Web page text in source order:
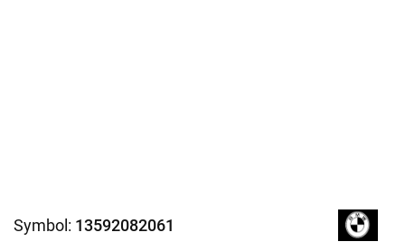
Symbol: 13592082061